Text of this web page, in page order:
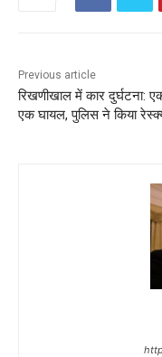
Previous article
रिखणीखाल में कार दुर्घटना:
एक घायल, पुलिस ने किया